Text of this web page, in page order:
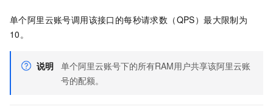
单个阿里云账号调用该接口的每秒请求数（QPS）最大限制为
10。
说明 单个阿里云账号下的所有RAM用户共享该阿里云账
号的配额。